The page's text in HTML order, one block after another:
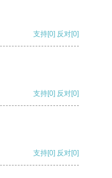
支持[0] 反对[0]
支持[0] 反对[0]
支持[0] 反对[0]